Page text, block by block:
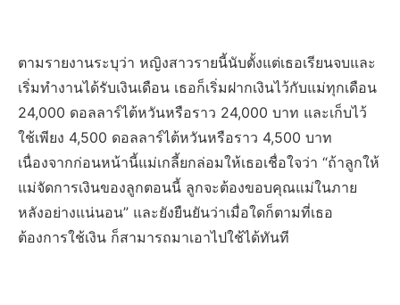
ตามรายงานระบุว่า หญิงสาวรายนี้นับตั้งแต่เธอเรียนจบและ
เริ่มทำงานได้รับเงินเดือน เธอก็เริ่มฝากเงินไว้กับแม่ทุกเดือน
24,000 ดอลลาร์ไต้หวันหรือราว 24,000 บาท และเก็บไว้
ใช้เพียง 4,500 ดอลลาร์ไต้หวันหรือราว 4,500 บาท
เนื่องจากก่อนหน้านี้แม่เกลี้ยกล่อมให้เธอเชื่อใจว่า “ถ้าลูกให้
แม่จัดการเงินของลูกตอนนี้ ลูกจะต้องขอบคุณแม่ในภาย
หลังอย่างแน่นอน” และยังยืนยันว่าเมื่อใดก็ตามที่เธอ
ต้องการใช้เงิน ก็สามารถมาเอาไปใช้ได้ทันที